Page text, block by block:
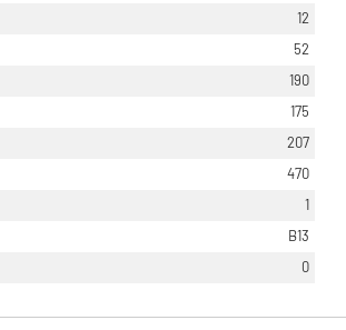
12
52
190
175
207
470
1
B13
0